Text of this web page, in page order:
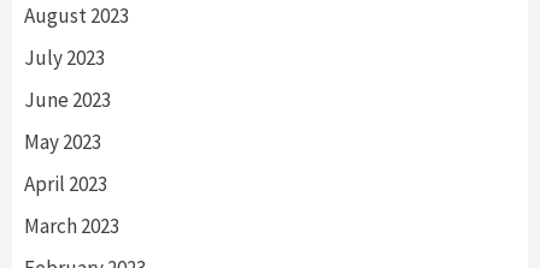
August 2023
July 2023
June 2023
May 2023
April 2023
March 2023